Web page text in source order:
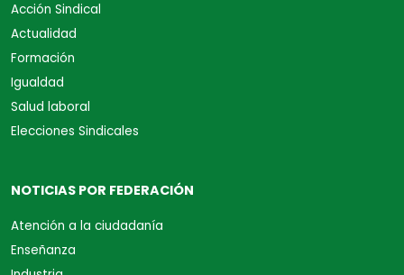
Acción Sindical
Actualidad
Formación
Igualdad
Salud laboral
Elecciones Sindicales
NOTICIAS POR FEDERACIÓN
Atención a la ciudadanía
Enseñanza